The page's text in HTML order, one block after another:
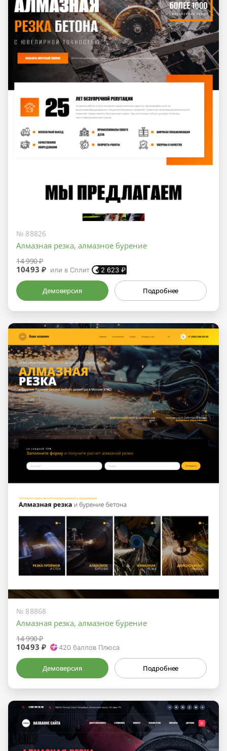
№ 88826
Алмазная резка, алмазное бурение
14 990 ₽
10493 ₽ или в Сплит 2 623 ₽
Демоверсия Подробнее
№ 88868
Алмазная резка, алмазное бурение
14 990 ₽
10493 ₽ 420 баллов Плюса
Демоверсия Подробнее